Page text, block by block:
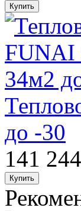
до -30
141